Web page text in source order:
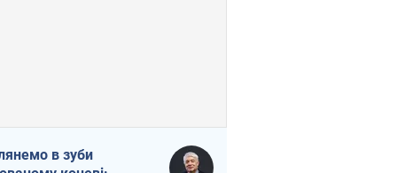
в зуби